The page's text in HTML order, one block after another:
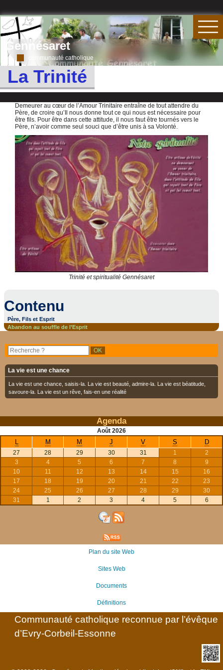
Gennésaret
communauté catholique
La Trinité
Demeurer au cœur de l’Amour Trinitaire entraîne de tout attendre du
Père, de croire qu’Il nous donne tout ce qui nous est nécessaire pour
être fils. Pour être dans cette attitude, il nous faut être tournés vers le
Père, n’avoir comme seul souci que d’être unis à sa Volonté.
Trinité et spiritualité Gennésaret
Contenu
Père, Fils et Esprit
Abandon au souffle de l’Esprit
La vie est une chance
La vie est une chance, saisis-la. La vie est beauté, admire-la. La vie est béatitude,
savoure-la. La vie est un rêve, fais-en une réalité
Agenda
Août 2026
M M J V S D
27 28 29 30 31 1
2
3
4 5 6 7 8
9
10
11 12 13 14 15
16
17
18 19 20 21 22
23
24
25 26 27 28 29
30
31
1 2 3 4 5 6
Plan du site Web
Sites Web
Documents
Définitions
Communauté catholique reconnue par l’évêque
d’Evry-Corbeil-Essonne